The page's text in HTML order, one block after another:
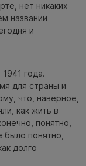
нет никаких
названии
и
года.
для страны и
что, наверное,
как жить в
понятно,
было понятно,
долго